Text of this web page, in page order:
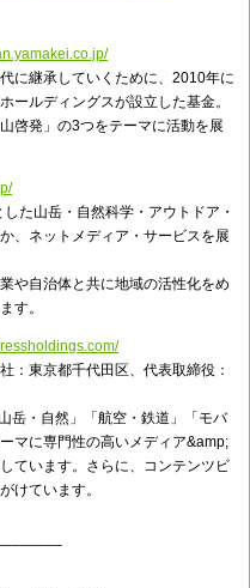
に継承していくために、2010年に
ールディングスが設立した基金。
啓発」の3つをテーマに活動を展
た山岳・自然科学・アウトドア・
、ネットメディア・サービスを展
や自治体と共に地域の活性化をめ
す。
：東京都千代田区、代表取締役：
岳・自然」「航空・鉄道」「モバ
マに専門性の高いメディア&amp;
ています。さらに、コンテンツビ
けています。